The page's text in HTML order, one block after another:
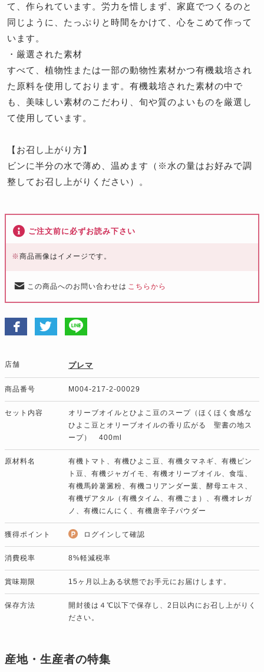
て、作られています。労力を惜しまず、家庭でつくるのと
同じように、たっぷりと時間をかけて、心をこめて作って
います。
・厳選された素材
すべて、植物性または一部の動物性素材かつ有機栽培され
た原料を使用しております。有機栽培された素材の中で
も、美味しい素材のこだわり、旬や質のよいものを厳選し
て使用しています。
【お召し上がり方】
ビンに半分の水で薄め、温めます（※水の量はお好みで調
整してお召し上がりください）。
ご注文前に必ずお読み下さい
※商品画像はイメージです。
この商品へのお問い合わせは こちらから
店舗 プレマ
商品番号 M004-217-2-00029
セット内容
オリーブオイルとひよこ豆のスープ（ほくほく食感な
ひよこ豆とオリーブオイルの香り広がる 聖書の地ス
ープ） 400ml
原材料名
有機トマト、有機ひよこ豆、有機タマネギ、有機ピン
ト豆、有機ジャガイモ、有機オリーブオイル、食塩、
有機馬鈴薯澱粉、有機コリアンダー葉、酵母エキス、
有機ザアタル（有機タイム、有機ごま）、有機オレガ
ノ、有機にんにく、有機唐辛子パウダー
獲得ポイント ログインして確認
消費税率 8%軽減税率
賞味期限 15ヶ月以上ある状態でお手元にお届けします。
保存方法
開封後は４℃以下で保存し、2日以内にお召し上がりく
ださい。
産地・生産者の特集